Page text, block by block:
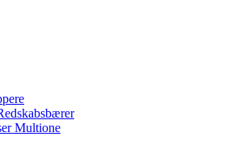
Multione